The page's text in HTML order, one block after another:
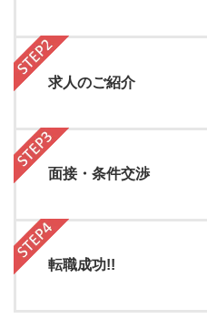
求人のご紹介
面接・条件交渉
転職成功!!